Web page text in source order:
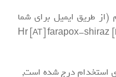
(از طریق ایمیل برای شما
Hr [AT]farapox-shiraz
استخدام درج شده است,